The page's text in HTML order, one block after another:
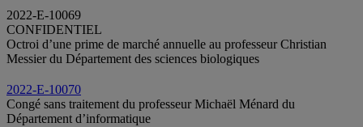
2022-E-10069
CONFIDENTIEL
Octroi d’une prime de marché annuelle au professeur Christian
Messier du Département des sciences biologiques
2022-E-10070
Congé sans traitement du professeur Michaël Ménard du
Département d’informatique